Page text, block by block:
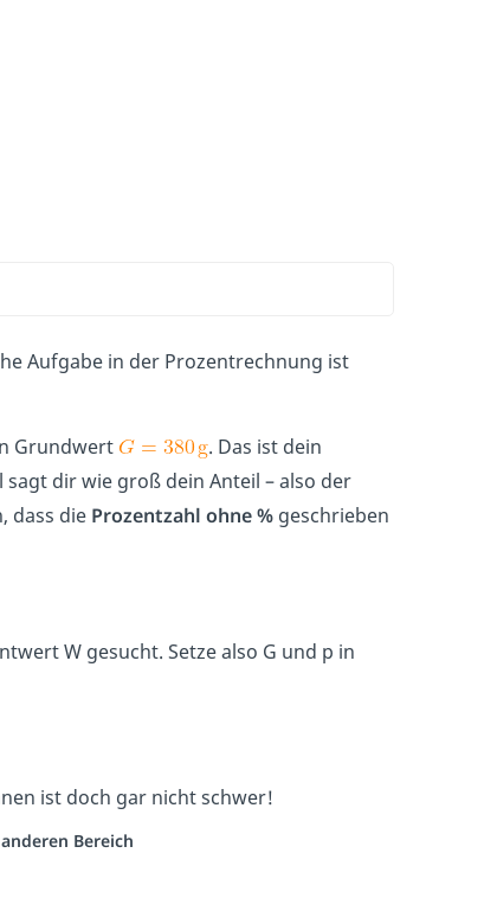
Aufgabe in der Prozentrechnung ist
Grundwert
. Das ist dein
sagt dir wie groß dein Anteil – also der
dass die Prozentzahl ohne % geschrieben
W gesucht. Setze also G und p in
ist doch gar nicht schwer!
Bereich